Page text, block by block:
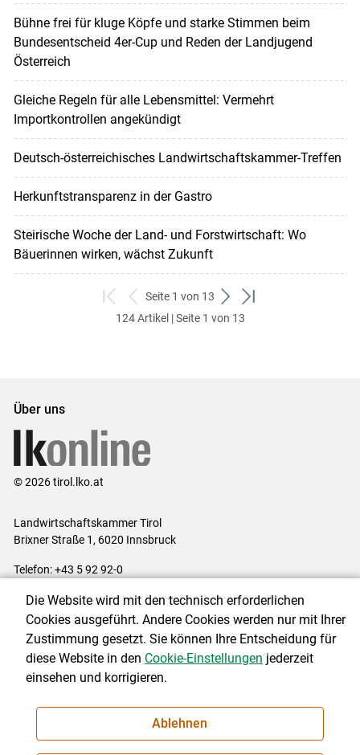
Bühne frei für kluge Köpfe und starke Stimmen beim
Bundesentscheid 4er-Cup und Reden der Landjugend
Österreich
Gleiche Regeln für alle Lebensmittel: Vermehrt
Importkontrollen angekündigt
Deutsch-österreichisches Landwirtschaftskammer-Treffen
Herkunftstransparenz in der Gastro
Steirische Woche der Land- und Forstwirtschaft: Wo
Bäuerinnen wirken, wächst Zukunft
zum
ersten
zurück
zum
Seite 1 von 13
weiter
zum
zum
124 Artikel | Seite 1 von 13
Über uns
© 2026 tirol.lko.at
Landwirtschaftskammer Tirol
Brixner Straße 1, 6020 Innsbruck
Telefon: +43 5 92 92-0
Impressum|Kontakt|Datenschutzerklärung|Barrierefreiheit|
Cookie-Einstellungen
NEWSLETTER
Die Website wird mit den technisch erforderlichen
Cookies ausgeführt. Andere Cookies werden nur mit Ihrer
Zustimmung gesetzt. Sie können Ihre Entscheidung für
diese Website in den Cookie-Einstellungen jederzeit
einsehen und korrigieren.
Ablehnen